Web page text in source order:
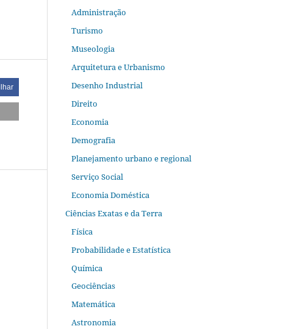
Administração
Turismo
Museologia
Arquitetura e Urbanismo
Desenho Industrial
Direito
Economia
Demografia
Planejamento urbano e regional
Serviço Social
Economia Doméstica
Ciências Exatas e da Terra
Física
Probabilidade e Estatística
Química
Geociências
Matemática
Astronomia